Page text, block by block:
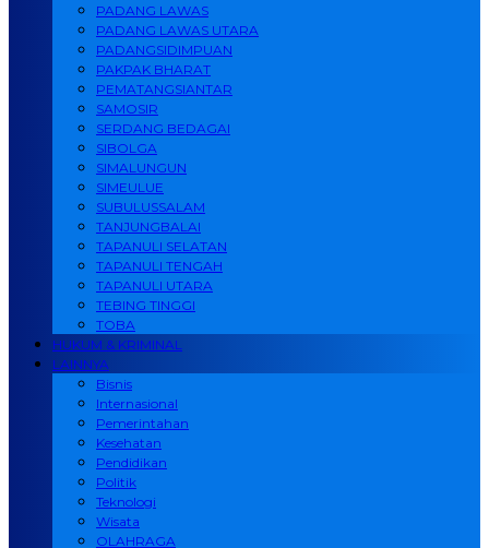
PADANG LAWAS
PADANG LAWAS UTARA
PADANGSIDIMPUAN
PAKPAK BHARAT
PEMATANGSIANTAR
SAMOSIR
SERDANG BEDAGAI
SIBOLGA
SIMALUNGUN
SIMEULUE
SUBULUSSALAM
TANJUNGBALAI
TAPANULI SELATAN
TAPANULI TENGAH
TAPANULI UTARA
TEBING TINGGI
TOBA
HUKUM & KRIMINAL
LAINNYA
Bisnis
Internasional
Pemerintahan
Kesehatan
Pendidikan
Politik
Teknologi
Wisata
OLAHRAGA